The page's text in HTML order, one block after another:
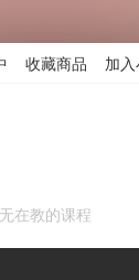
收藏商品 加
无在教的课程